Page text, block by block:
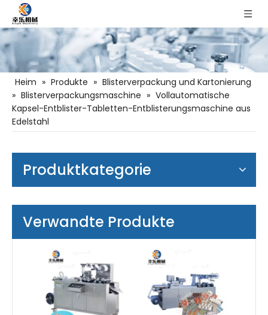
Heim » Produkte » Blisterverpackung und Kartonierung
» Blisterverpackungsmaschine » Vollautomatische
Kapsel-Entblister-Tabletten-Entblisterungsmaschine aus
Edelstahl
Produktkategorie
Verwandte Produkte